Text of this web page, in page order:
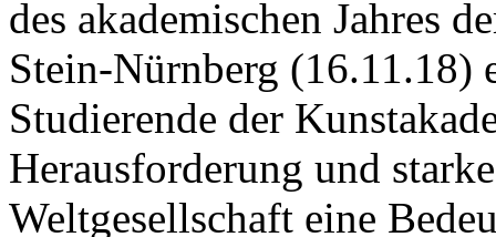
des akademischen Jahres
Stein-Nürnberg (16.11.18)
Studierende der
Herausforderung und
Weltgesellschaft eine